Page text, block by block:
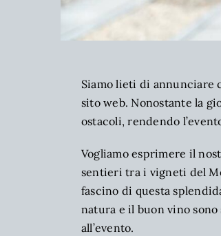
Siamo lieti di annunciare
sito web. Nonostante la
ostacoli, rendendo
Vogliamo esprimere il
sentieri tra i vigneti del
fascino di questa
natura e il buon vino
all’evento.